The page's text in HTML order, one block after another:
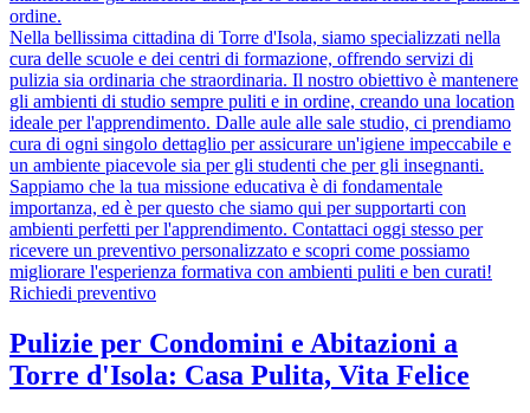
ordine.
Nella bellissima cittadina di Torre d'Isola, siamo specializzati nella
cura delle scuole e dei centri di formazione, offrendo servizi di
pulizia sia ordinaria che straordinaria. Il nostro obiettivo è mantenere
gli ambienti di studio sempre puliti e in ordine, creando una location
ideale per l'apprendimento. Dalle aule alle sale studio, ci prendiamo
cura di ogni singolo dettaglio per assicurare un'igiene impeccabile e
un ambiente piacevole sia per gli studenti che per gli insegnanti.
Sappiamo che la tua missione educativa è di fondamentale
importanza, ed è per questo che siamo qui per supportarti con
ambienti perfetti per l'apprendimento. Contattaci oggi stesso per
ricevere un preventivo personalizzato e scopri come possiamo
migliorare l'esperienza formativa con ambienti puliti e ben curati!
Richiedi preventivo
Pulizie per Condomini e Abitazioni a
Torre d'Isola: Casa Pulita, Vita Felice